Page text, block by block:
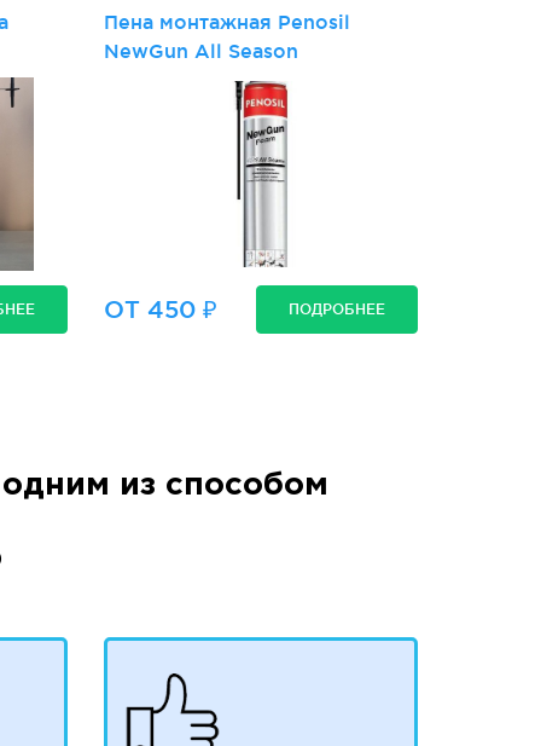
Пена монтажная Penosil
NewGun All Season
ОТ 450 ₽ ПОДРОБНЕЕ
из способом